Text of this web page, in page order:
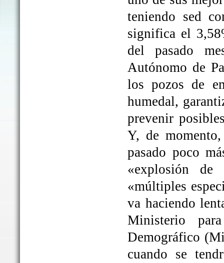
teniendo sed
significa el
del pasado
Autónomo de
los pozos de
humedal,
prevenir
Y, de
pasado poco
«explosión
«múltiples
va haciendo
Ministerio
Demográfico
cuando se